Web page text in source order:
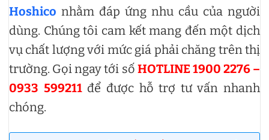
Hoshico nhằm đáp ứng nhu cầu của người
dùng. Chúng tôi cam kết mang đến một dịch
vụ chất lượng với mức giá phải chăng trên thị
trường. Gọi ngay tới số HOTLINE 1900 2276 –
0933 599211để được hỗ trợ tư vấn nhanh
chóng.